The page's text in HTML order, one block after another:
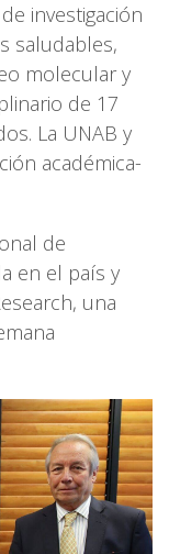
investigación
saludables,
molecular y
de 17
La UNAB y
académica-
de
en el país y
una